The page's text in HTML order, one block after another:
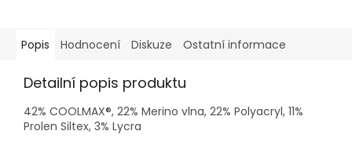
Popis Hodnocení Diskuze Ostatní informace
Detailní popis produktu
42% COOLMAX®, 22% Merino vlna, 22% Polyacryl, 11%
Prolen Siltex, 3% Lycra